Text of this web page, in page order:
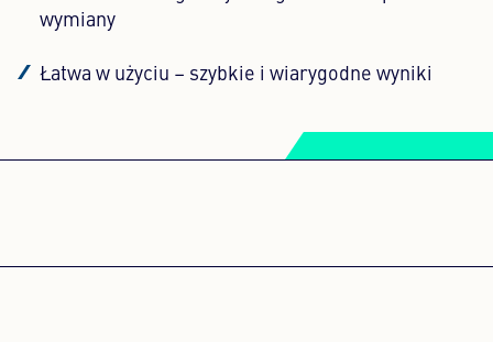
wymiany
Łatwa w użyciu – szybkie i wiarygodne wyniki